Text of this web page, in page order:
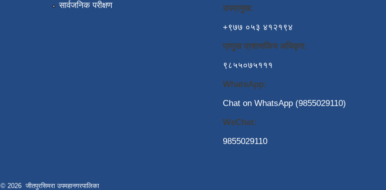
सार्वजनिक परीक्षण
उपप्रमुख:
+९७७ ०५३ ४१२१९४
प्रमुख प्रशासकिय अधिकृत:
९८५५०७५१११
WhatsApp:
Chat on WhatsApp (9855029110)
WeChat:
9855029110
© 2026 जीतपुरसिमरा उपमहानगरपालिका